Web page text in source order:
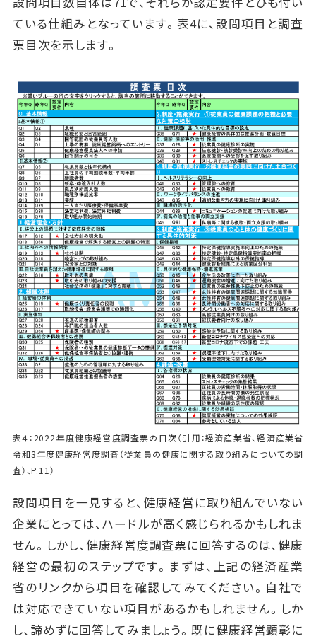
ている仕組みとなっています。表4に、設問項目と調査
票目次を示します。
表４：2022年度健康経営度調査票の目次（引用：経済産業省、経済産業省
令和3年度健康経営度調査（従業員の健康に関する取り組みについての調
査）、P.11）
設問項目を一見すると、健康経営に取り組んでいない
企業にとっては、ハードルが高く感じられるかもしれま
せん。しかし、健康経営度調査票に回答するのは、健康
経営の最初のステップです。まずは、上記の経済産業
省のリンクから項目を確認してみてください。自社で
は対応できていない項目があるかもしれません。しか
し、諦めずに回答してみましょう。既に健康経営顕彰に